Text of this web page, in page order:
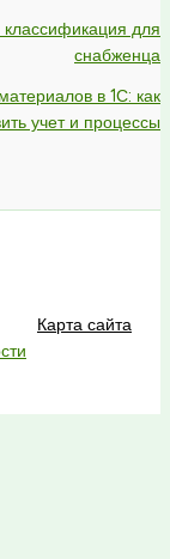
классификация для
снабженца
в 1С: как
учет и процессы
Карта сайта